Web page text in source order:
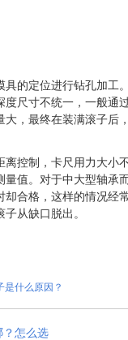
的定位进行钻孔加
尺寸不统一，一般
，最终在装满滚子后
控制，卡尺用力大
值。对于中大型轴承
合格，这样的情况
从缺口脱出。
是什么原因？
？怎么选